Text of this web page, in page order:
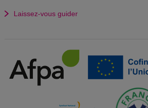
Laissez-vous guider